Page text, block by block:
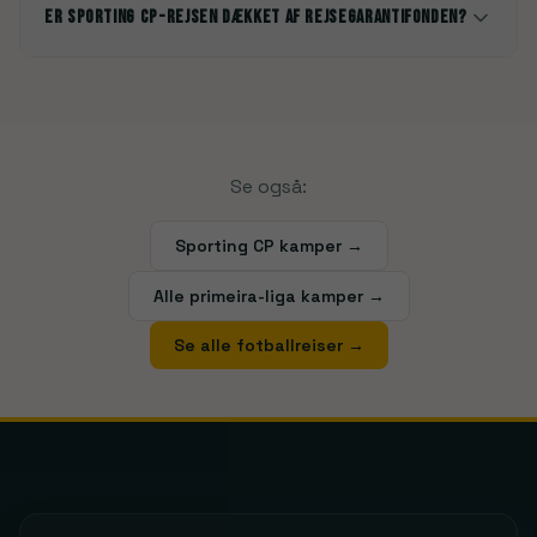
Er Sporting CP-rejsen dækket af rejsegarantifonden?
Se også:
Sporting CP kamper →
Alle primeira-liga kamper →
Se alle fotballreiser→